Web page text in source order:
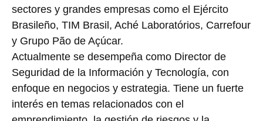
sectores y grandes empresas como el Ejército
Brasileño, TIM Brasil, Aché Laboratórios, Carrefour
y Grupo Pão de Açúcar.
Actualmente se desempeña como Director de
Seguridad de la Información y Tecnología, con
enfoque en negocios y estrategia. Tiene un fuerte
interés en temas relacionados con el